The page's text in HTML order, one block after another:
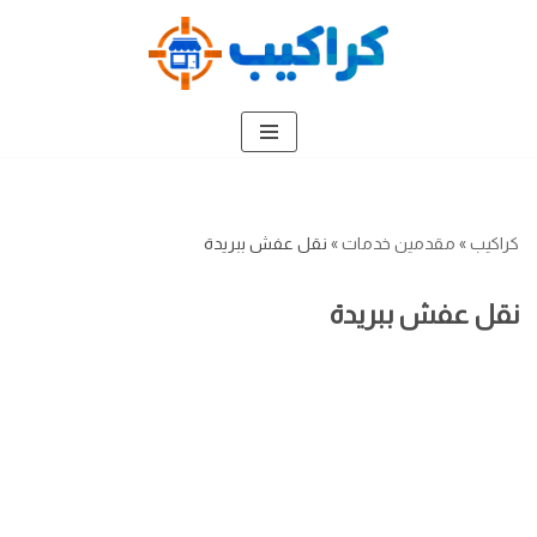
كراكيب» مقدمين خدمات» نقل عفش ببريدة
نقل عفش ببريدة